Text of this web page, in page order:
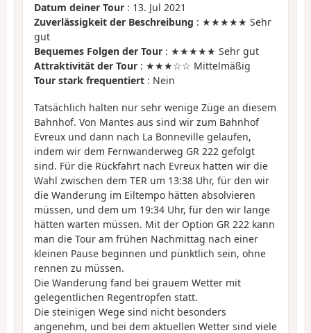
Datum deiner Tour : 13. Jul 2021
Zuverlässigkeit der Beschreibung : ★★★★★ Sehr
gut
Bequemes Folgen der Tour : ★★★★★ Sehr gut
Attraktivität der Tour : ★★★☆☆ Mittelmäßig
Tour stark frequentiert : Nein
Tatsächlich halten nur sehr wenige Züge an diesem
Bahnhof. Von Mantes aus sind wir zum Bahnhof
Evreux und dann nach La Bonneville gelaufen,
indem wir dem Fernwanderweg GR 222 gefolgt
sind. Für die Rückfahrt nach Evreux hatten wir die
Wahl zwischen dem TER um 13:38 Uhr, für den wir
die Wanderung im Eiltempo hätten absolvieren
müssen, und dem um 19:34 Uhr, für den wir lange
hätten warten müssen. Mit der Option GR 222 kann
man die Tour am frühen Nachmittag nach einer
kleinen Pause beginnen und pünktlich sein, ohne
rennen zu müssen.
Die Wanderung fand bei grauem Wetter mit
gelegentlichen Regentropfen statt.
Die steinigen Wege sind nicht besonders
angenehm, und bei dem aktuellen Wetter sind viele